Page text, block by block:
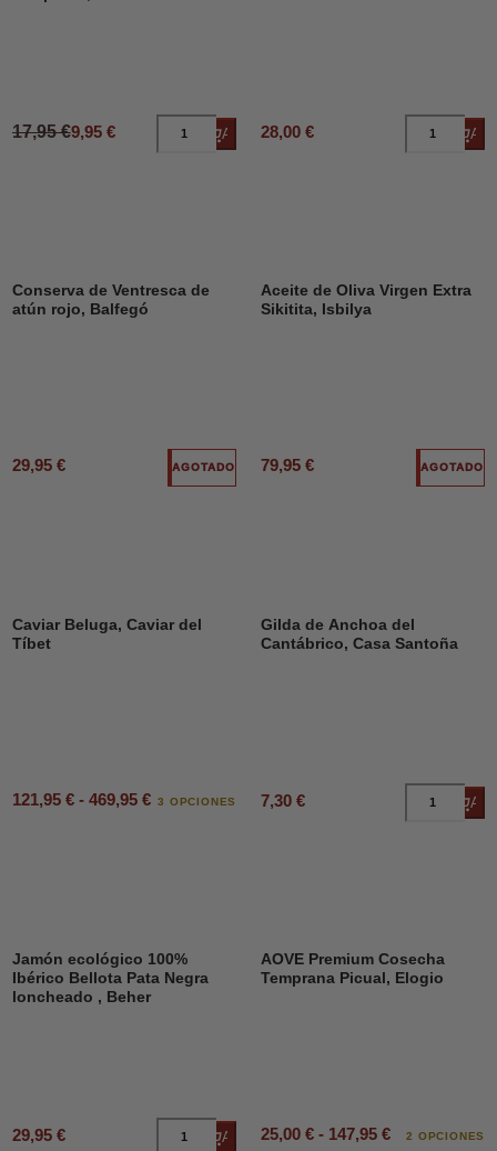
17,95 €9,95 € Añadir al carrito
28,00 €
Conserva de Ventresca de
atún rojo, Balfegó
29,95 € AGOTADO
Aceite de Oliva Virgen Extra
Sikitita, Isbilya
79,95 € AGOTADO
Caviar Beluga, Caviar del
Tíbet
121,95 € - 469,95 € 3 OPCIONES
Gilda de Anchoa del
Cantábrico, Casa Santoña
7,30 €
Jamón ecológico 100%
Ibérico Bellota Pata Negra
loncheado , Beher
29,95 € Añadir al carrito
AOVE Premium Cosecha
Temprana Picual, Elogio
25,00 € - 147,95 € 2 OPCIONES